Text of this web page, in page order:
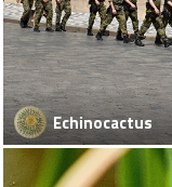
Echinocactus